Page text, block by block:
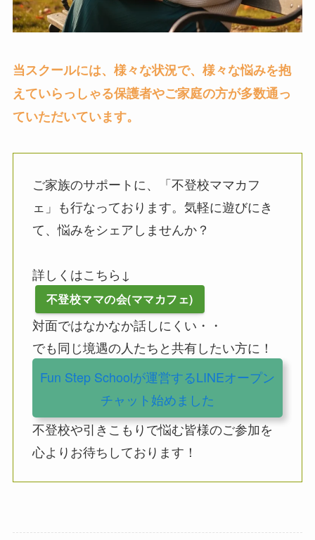
当スクールには、様々な状況で、様々な悩みを抱
えていらっしゃる保護者やご家庭の方が多数通っ
ていただいています。
ご家族のサポートに、「不登校ママカフ
ェ」も行なっております。気軽に遊びにき
て、悩みをシェアしませんか？
詳しくはこちら↓
不登校ママの会(ママカフェ)
対面ではなかなか話しにくい・・
でも同じ境遇の人たちと共有したい方に！
Fun Step Schoolが運営するLINEオープン
チャット始めました
不登校や引きこもりで悩む皆様のご参加を
心よりお待ちしております！